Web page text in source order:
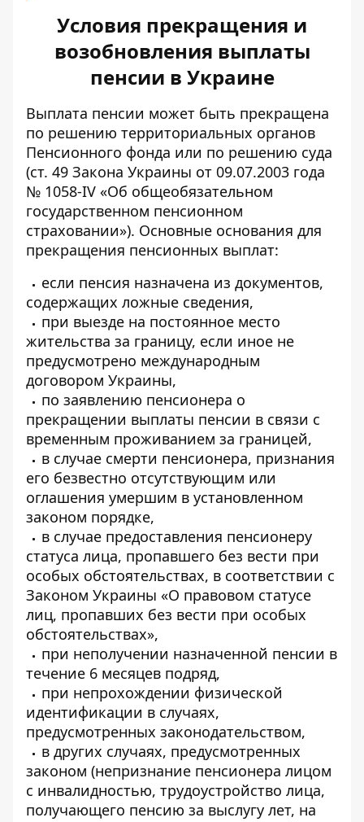
Условия прекращения и
возобновления выплаты
пенсии в Украине
Выплата пенсии может быть прекращена
по решению территориальных органов
Пенсионного фонда или по решению суда
(ст. 49 Закона Украины от 09.07.2003 года
№ 1058-IV «Об общеобязательном
государственном пенсионном
страховании»). Основные основания для
прекращения пенсионных выплат:
если пенсия назначена из документов,
содержащих ложные сведения,
при выезде на постоянное место
жительства за границу, если иное не
предусмотрено международным
договором Украины,
по заявлению пенсионера о
прекращении выплаты пенсии в связи с
временным проживанием за границей,
в случае смерти пенсионера, признания
его безвестно отсутствующим или
оглашения умершим в установленном
законом порядке,
в случае предоставления пенсионеру
статуса лица, пропавшего без вести при
особых обстоятельствах, в соответствии с
Законом Украины «О правовом статусе
лиц, пропавших без вести при особых
обстоятельствах»,
при неполучении назначенной пенсии в
течение 6 месяцев подряд,
при непрохождении физической
идентификации в случаях,
предусмотренных законодательством,
в других случаях, предусмотренных
законом (непризнание пенсионера лицом
с инвалидностью, трудоустройство лица,
получающего пенсию за выслугу лет, на